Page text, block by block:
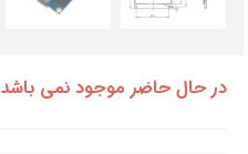
در حال حاضر موجود نمی باشد